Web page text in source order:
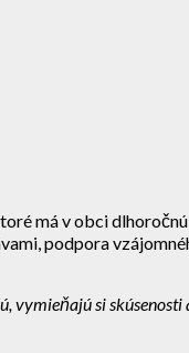
má v obci
podpora
vymieňajú si